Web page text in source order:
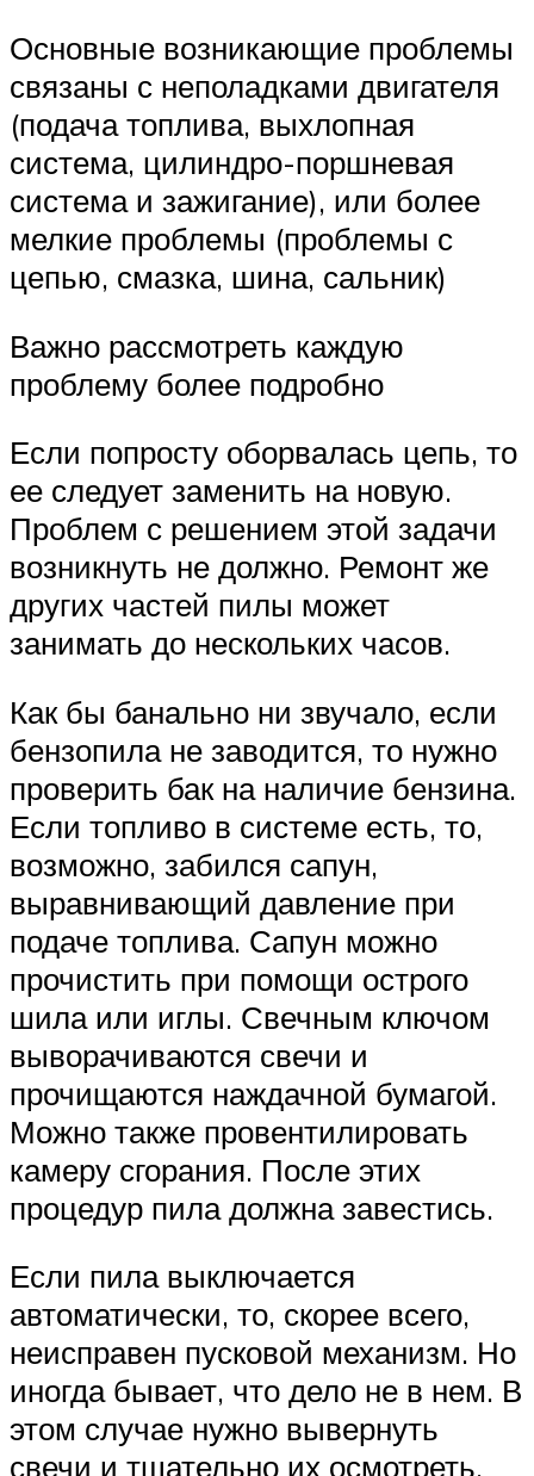
Основные возникающие проблемы
связаны с неполадками двигателя
(подача топлива, выхлопная
система, цилиндро-поршневая
система и зажигание), или более
мелкие проблемы (проблемы с
цепью, смазка, шина, сальник)
Важно рассмотреть каждую
проблему более подробно
Если попросту оборвалась цепь, то
ее следует заменить на новую.
Проблем с решением этой задачи
возникнуть не должно. Ремонт же
других частей пилы может
занимать до нескольких часов.
Как бы банально ни звучало, если
бензопила не заводится, то нужно
проверить бак на наличие бензина.
Если топливо в системе есть, то,
возможно, забился сапун,
выравнивающий давление при
подаче топлива. Сапун можно
прочистить при помощи острого
шила или иглы. Свечным ключом
выворачиваются свечи и
прочищаются наждачной бумагой.
Можно также провентилировать
камеру сгорания. После этих
процедур пила должна завестись.
Если пила выключается
автоматически, то, скорее всего,
неисправен пусковой механизм. Но
иногда бывает, что дело не в нем. В
этом случае нужно вывернуть
свечи и тщательно их осмотреть.